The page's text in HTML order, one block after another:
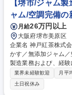
KPIマネジメント・改善
【岩槻工場_QSE チ
【堺市/ジャム
ャム/空調完備の
月給26万円以上
大阪府堺市美原区
企業名 神戸紅茶株式会社 求人名 【堺市/ジャム製造】食品製造
かす／無添加ジャム／空調完備の新工
製造業務および、経
空調完備の綺麗な工
ください。 ・大釜での火入れ、温度や水分の見極め ・商品の加工、検
品・梱包、在庫管理
業界未経験歓迎 月平
土日祝休み